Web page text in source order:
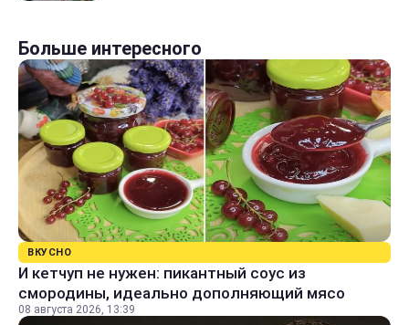
Больше интересного
ВКУСНО
И кетчуп не нужен: пикантный соус из
смородины, идеально дополняющий мясо
08 августа 2026, 13:39